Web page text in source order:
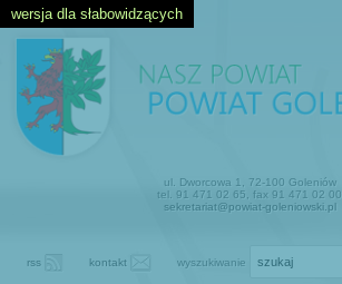
wersja dla słabowidzących
ul. Dworcowa 1, 72-100 Goleniów
tel. 91 471 02 65, fax 91 471 02 00
sekretariat@powiat-goleniowski.pl
rss kontakt wyszukiwanie